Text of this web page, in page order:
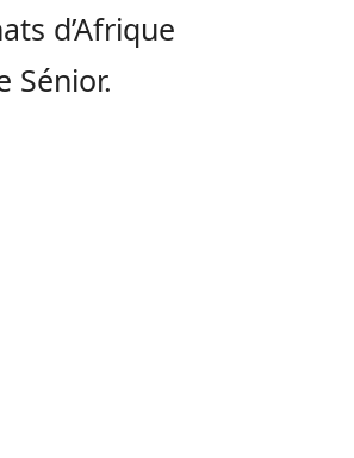
d’Afrique
Sénior.